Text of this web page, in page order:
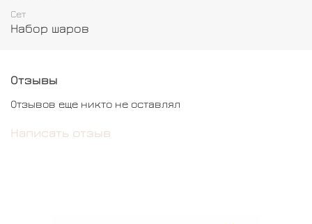
Сет
Набор шаров
Отзывы
Отзывов еще никто не оставлял
Написать отзыв